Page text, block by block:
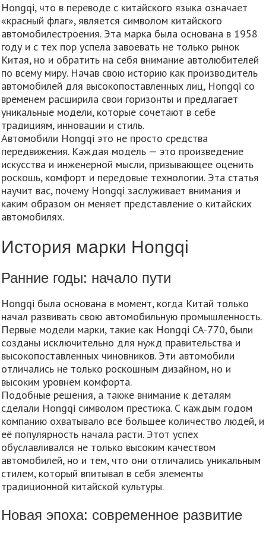
Hongqi, что в переводе с китайского языка означает
«красный флаг», является символом китайского
автомобилестроения. Эта марка была основана в 1958
году и с тех пор успела завоевать не только рынок
Китая, но и обратить на себя внимание автолюбителей
по всему миру. Начав свою историю как производитель
автомобилей для высокопоставленных лиц, Hongqi со
временем расширила свои горизонты и предлагает
уникальные модели, которые сочетают в себе
традициям, инновации и стиль.
Автомобили Hongqi это не просто средства
передвижения. Каждая модель — это произведение
искусства и инженерной мысли, призывающее оценить
роскошь, комфорт и передовые технологии. Эта статья
научит вас, почему Hongqi заслуживает внимания и
каким образом он меняет представление о китайских
автомобилях.
История марки Hongqi
Ранние годы: начало пути
Hongqi была основана в момент, когда Китай только
начал развивать свою автомобильную промышленность.
Первые модели марки, такие как Hongqi CA-770, были
созданы исключительно для нужд правительства и
высокопоставленных чиновников. Эти автомобили
отличались не только роскошным дизайном, но и
высоким уровнем комфорта.
Подобные решения, а также внимание к деталям
сделали Hongqi символом престижа. С каждым годом
компанию охватывало всё большее количество людей, и
её популярность начала расти. Этот успех
обуславливался не только высоким качеством
автомобилей, но и тем, что они отличались уникальным
стилем, который впитывал в себя элементы
традиционной китайской культуры.
Новая эпоха: современное развитие